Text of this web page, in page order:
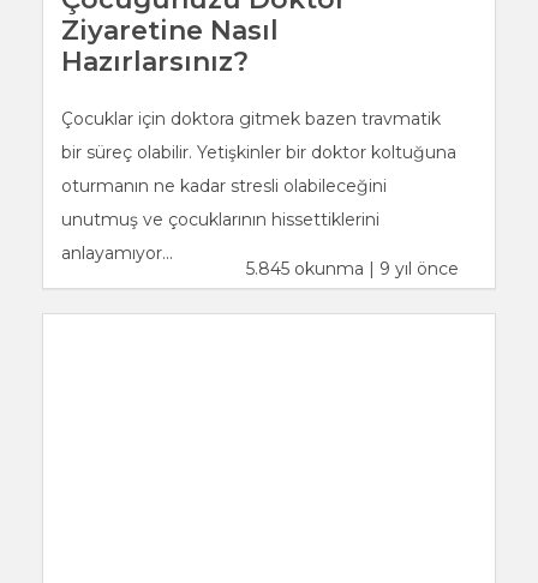
Ziyaretine Nasıl
Hazırlarsınız?
Çocuklar için doktora gitmek bazen travmatik
bir süreç olabilir. Yetişkinler bir doktor koltuğuna
oturmanın ne kadar stresli olabileceğini
unutmuş ve çocuklarının hissettiklerini
anlayamıyor...
5.845 okunma | 9 yıl önce